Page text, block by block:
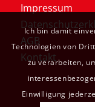
Impressum
AGB
Kontakt
Ich bin damit
Technologien von
zu verarbeiten,
Einwilligung